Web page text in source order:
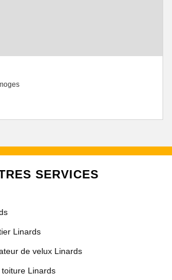
SERVICES
Linards
de velux Linards
Linards